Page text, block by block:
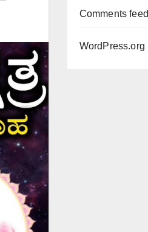
Comments feed
WordPress.org